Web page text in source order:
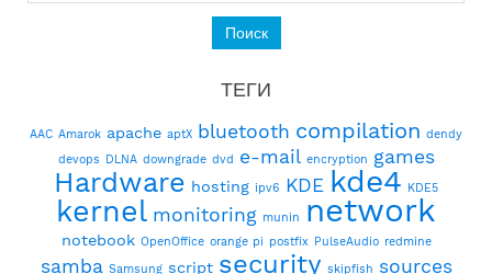
ТЕГИ
AAC Amarok apache aptX bluetooth compilation dendy
devops
DLNA downgrade dvd e-mail encryption games
Hardware hosting ipv6 KDE kde4 KDE5
kernel monitoring munin network
notebook OpenOffice orange pi postfix PulseAudio redmine
samba Samsung script security skipfish sources